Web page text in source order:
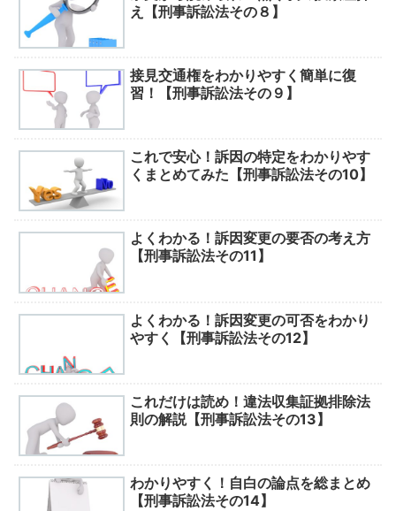
え【刑事訴訟法その８】
接見交通権をわかりやすく簡単に復
習！【刑事訴訟法その９】
これで安心！訴因の特定をわかりやす
くまとめてみた【刑事訴訟法その10】
よくわかる！訴因変更の要否の考え方
【刑事訴訟法その11】
よくわかる！訴因変更の可否をわかり
やすく【刑事訴訟法その12】
これだけは読め！違法収集証拠排除法
則の解説【刑事訴訟法その13】
わかりやすく！自白の論点を総まとめ
【刑事訴訟法その14】